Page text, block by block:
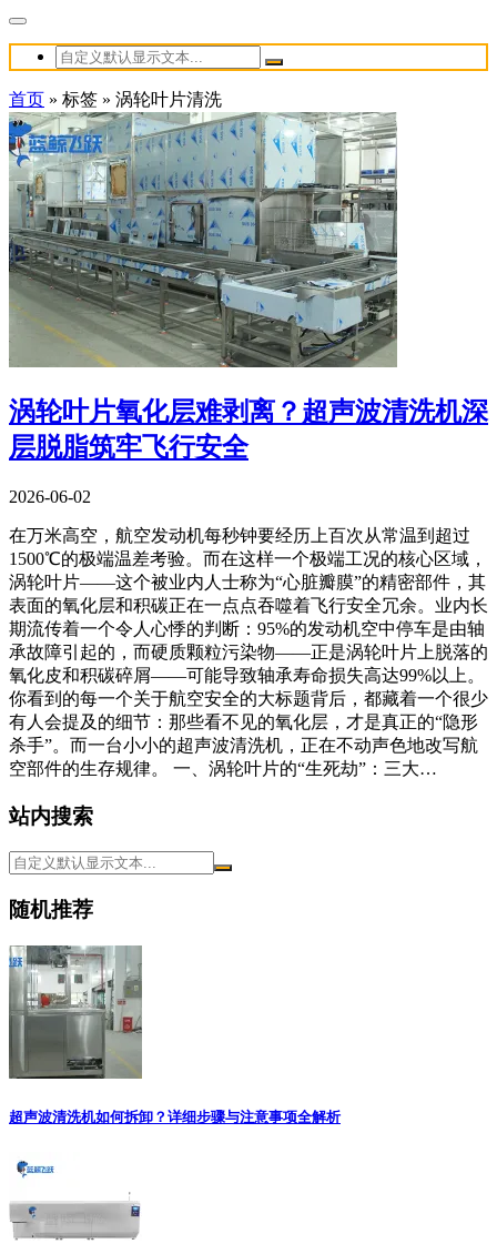
首页 » 标签 » 涡轮叶片清洗
涡轮叶片氧化层难剥离？超声波清洗机深
层脱脂筑牢飞行安全
2026-06-02
在万米高空，航空发动机每秒钟要经历上百次从常温到超过
1500℃的极端温差考验。而在这样一个极端工况的核心区域，
涡轮叶片——这个被业内人士称为“心脏瓣膜”的精密部件，其
表面的氧化层和积碳正在一点点吞噬着飞行安全冗余。业内长
期流传着一个令人心悸的判断：95%的发动机空中停车是由轴
承故障引起的，而硬质颗粒污染物——正是涡轮叶片上脱落的
氧化皮和积碳碎屑——可能导致轴承寿命损失高达99%以上。
你看到的每一个关于航空安全的大标题背后，都藏着一个很少
有人会提及的细节：那些看不见的氧化层，才是真正的“隐形
杀手”。而一台小小的超声波清洗机，正在不动声色地改写航
空部件的生存规律。 一、涡轮叶片的“生死劫”：三大…
站内搜索
随机推荐
超声波清洗机如何拆卸？详细步骤与注意事项全解析